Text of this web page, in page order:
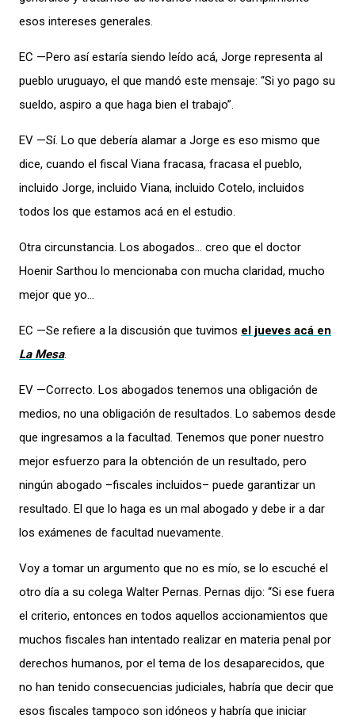
esos intereses generales.
EC —Pero así estaría siendo leído acá, Jorge representa al
pueblo uruguayo, el que mandó este mensaje: “Si yo pago su
sueldo, aspiro a que haga bien el trabajo”.
EV —Sí. Lo que debería alamar a Jorge es eso mismo que
dice, cuando el fiscal Viana fracasa, fracasa el pueblo,
incluido Jorge, incluido Viana, incluido Cotelo, incluidos
todos los que estamos acá en el estudio.
Otra circunstancia. Los abogados… creo que el doctor
Hoenir Sarthou lo mencionaba con mucha claridad, mucho
mejor que yo…
EC —Se refiere a la discusión que tuvimos el jueves acá en
La Mesa.
EV —Correcto. Los abogados tenemos una obligación de
medios, no una obligación de resultados. Lo sabemos desde
que ingresamos a la facultad. Tenemos que poner nuestro
mejor esfuerzo para la obtención de un resultado, pero
ningún abogado –fiscales incluidos– puede garantizar un
resultado. El que lo haga es un mal abogado y debe ir a dar
los exámenes de facultad nuevamente.
Voy a tomar un argumento que no es mío, se lo escuché el
otro día a su colega Walter Pernas. Pernas dijo: “Si ese fuera
el criterio, entonces en todos aquellos accionamientos que
muchos fiscales han intentado realizar en materia penal por
derechos humanos, por el tema de los desaparecidos, que
no han tenido consecuencias judiciales, habría que decir que
esos fiscales tampoco son idóneos y habría que iniciar